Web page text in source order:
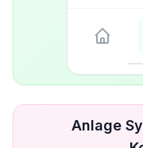
Anlage